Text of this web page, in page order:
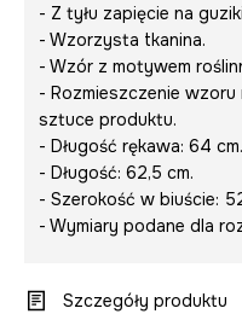
- Z tyłu zapięcie na
- Wzorzysta tkanina.
- Wzór z motywem
- Rozmieszczenie wzoru
sztuce produktu.
- Długość rękawa: 64 cm.
- Długość: 62,5 cm.
- Szerokość w biuście:
- Wymiary podane dla
Szczegóły produktu